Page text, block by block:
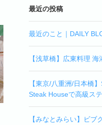
最近の投稿
最近のこと｜DAILY
【浅草橋】広東料理
【東京/八重洲/日本橋
Steak Houseで高級ス
【みなとみらい】ビブ